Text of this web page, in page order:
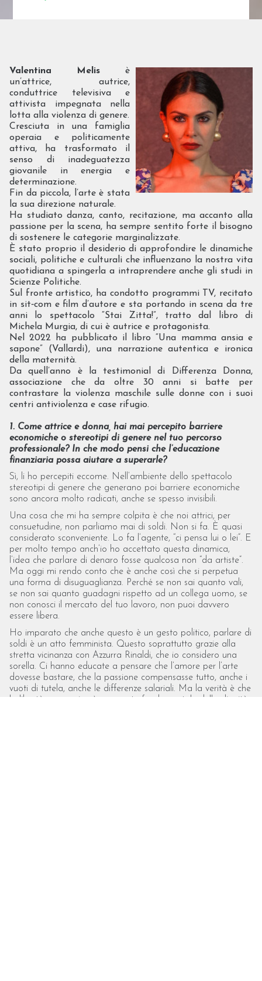
Valentina Melis è
un’attrice, autrice,
conduttrice televisiva e
attivista impegnata nella
lotta alla violenza di genere.
Cresciuta in una famiglia
operaia e politicamente
attiva, ha trasformato il
senso di inadeguatezza
giovanile in energia e
determinazione.
Fin da piccola, l’arte è stata
la sua direzione naturale.
Ha studiato danza, canto, recitazione, ma accanto alla
passione per la scena, ha sempre sentito forte il bisogno
di sostenere le categorie marginalizzate.
È stato proprio il desiderio di approfondire le dinamiche
sociali, politiche e culturali che influenzano la nostra vita
quotidiana a spingerla a intraprendere anche gli studi in
Scienze Politiche.
Sul fronte artistico, ha condotto programmi TV, recitato
in sit‑com e film d’autore e sta portando in scena da tre
anni lo spettacolo “Stai Zitta!”, tratto dal libro di
Michela Murgia, di cui è autrice e protagonista.
Nel 2022 ha pubblicato il libro “Una mamma ansia e
sapone” (Vallardi), una narrazione autentica e ironica
della maternità.
Da quell’anno è la testimonial di Differenza Donna,
associazione che da oltre 30 anni si batte per
contrastare la violenza maschile sulle donne con i suoi
centri antiviolenza e case rifugio.
1. Come attrice e donna, hai mai percepito barriere
economiche o stereotipi di genere nel tuo percorso
professionale? In che modo pensi che l’educazione
finanziaria possa aiutare a superarle?
Sì, li ho percepiti eccome. Nell’ambiente dello spettacolo
stereotipi di genere che generano poi barriere economiche
sono ancora molto radicati, anche se spesso invisibili.
Una cosa che mi ha sempre colpita è che noi attrici, per
consuetudine, non parliamo mai di soldi. Non si fa. È quasi
considerato sconveniente. Lo fa l’agente, “ci pensa lui o lei”. E
per molto tempo anch’io ho accettato questa dinamica,
l’idea che parlare di denaro fosse qualcosa non “da artiste”.
Ma oggi mi rendo conto che è anche così che si perpetua
una forma di disuguaglianza. Perché se non sai quanto vali,
se non sai quanto guadagni rispetto ad un collega uomo, se
non conosci il mercato del tuo lavoro, non puoi davvero
essere libera.
Ho imparato che anche questo è un gesto politico, parlare di
soldi è un atto femminista. Questo soprattutto grazie alla
stretta vicinanza con Azzurra Rinaldi, che io considero una
sorella. Ci hanno educate a pensare che l’amore per l’arte
dovesse bastare, che la passione compensasse tutto, anche i
vuoti di tutela, anche le differenze salariali. Ma la verità è che
la libertà economica è una parte fondamentale della dignità